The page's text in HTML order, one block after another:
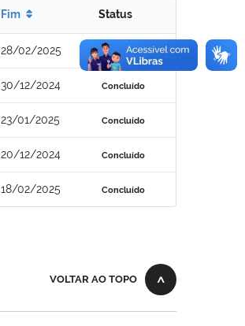
Fim Status
28/02/2025 Concluído
30/12/2024 Concluído
23/01/2025 Concluído
20/12/2024 Concluído
18/02/2025 Concluído
VOLTAR AO TOPO